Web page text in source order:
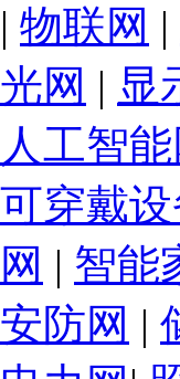
| 物联网 |
光网 | 显
人工智能
可穿戴设
网 | 智能
安防网 |